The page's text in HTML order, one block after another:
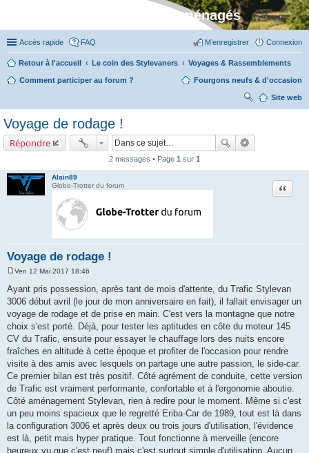
Stylevan - Vans aménagés
Accès rapide FAQ Connexion
M’enregistrer
Retour à l'accueil Le coin des Stylevaners Voyages & Rassemblements
Comment participer au forum ? Fourgons neufs & d'occasion
Site web
ch
Voyage de rodage !
Répondre
2 messages • Page 1 sur 1
Alain89
Globe-Trotter du forum
Voyage de rodage !
Citation
s
s
g
e
Ven 12 Mai 2017 18:46
Ayant pris possession, après tant de mois d'attente, du Trafic Stylevan
3006 début avril (le jour de mon anniversaire en fait), il fallait envisager un
voyage de rodage et de prise en main. C'est vers la montagne que notre
choix s'est porté. Déjà, pour tester les aptitudes en côte du moteur 145
CV du Trafic, ensuite pour essayer le chauffage lors des nuits encore
fraîches en altitude à cette époque et profiter de l'occasion pour rendre
visite à des amis avec lesquels on partage une autre passion, le side-car.
Ce premier bilan est très positif. Côté agrément de conduite, cette version
de Trafic est vraiment performante, confortable et à l'ergonomie aboutie.
Côté aménagement Stylevan, rien à redire pour le moment. Même si c'est
un peu moins spacieux que le regretté Eriba-Car de 1989, tout est là dans
la configuration 3006 et après deux ou trois jours d'utilisation, l'évidence
est là, petit mais hyper pratique. Tout fonctionne à merveille (encore
heureux vu que c'est neuf) mais c'est surtout simple d'utilisation. Aucun